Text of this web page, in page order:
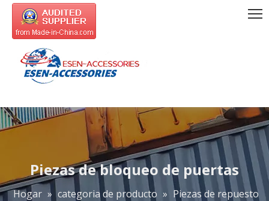
Piezas de bloqueo de puertas
Hogar » categoria de producto » Piezas de repuesto